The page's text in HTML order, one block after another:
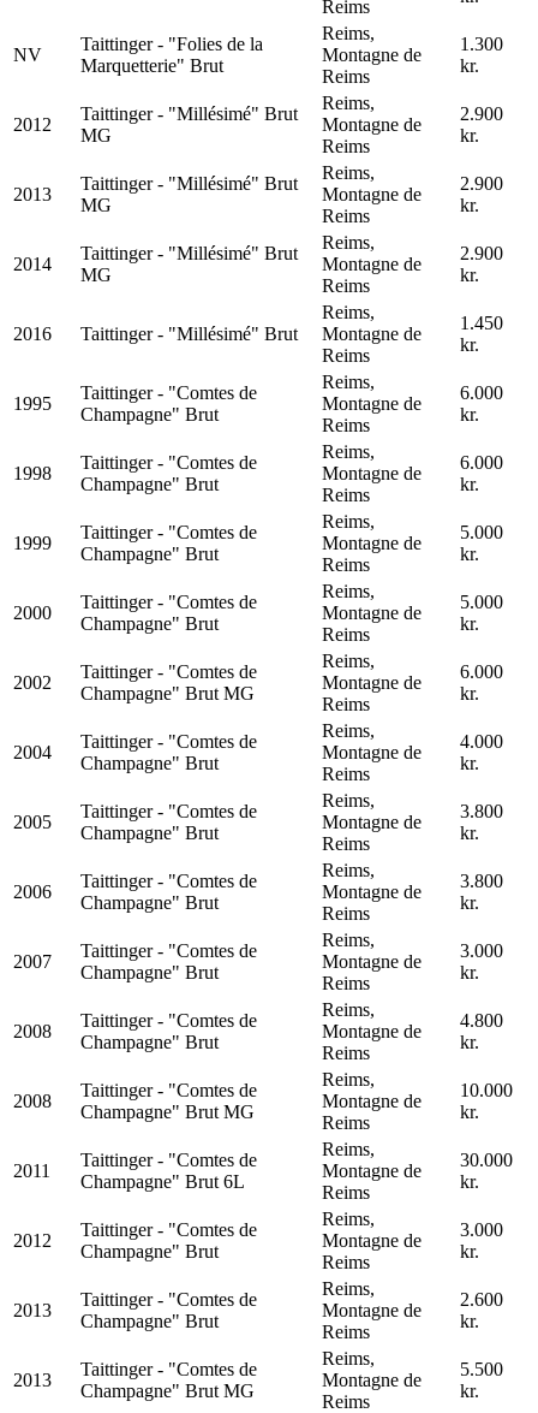
Reims
NV
Taittinger - "Folies de la
Marquetterie" Brut
Reims,
Montagne de
Reims
1.300
kr.
2012
Taittinger - "Millésimé" Brut
MG
Reims,
Montagne de
Reims
2.900
kr.
2013
Taittinger - "Millésimé" Brut
MG
Reims,
Montagne de
Reims
2.900
kr.
2014
Taittinger - "Millésimé" Brut
MG
Reims,
Montagne de
Reims
2.900
kr.
2016 Taittinger - "Millésimé" Brut
Reims,
Montagne de
Reims
1.450
kr.
1995
Taittinger - "Comtes de
Champagne" Brut
Reims,
Montagne de
Reims
6.000
kr.
1998
Taittinger - "Comtes de
Champagne" Brut
Reims,
Montagne de
Reims
6.000
kr.
1999
Taittinger - "Comtes de
Champagne" Brut
Reims,
Montagne de
Reims
5.000
kr.
2000
Taittinger - "Comtes de
Champagne" Brut
Reims,
Montagne de
Reims
5.000
kr.
2002
Taittinger - "Comtes de
Champagne" Brut MG
Reims,
Montagne de
Reims
6.000
kr.
2004
Taittinger - "Comtes de
Champagne" Brut
Reims,
Montagne de
Reims
4.000
kr.
2005
Taittinger - "Comtes de
Champagne" Brut
Reims,
Montagne de
Reims
3.800
kr.
2006
Taittinger - "Comtes de
Champagne" Brut
Reims,
Montagne de
Reims
3.800
kr.
2007
Taittinger - "Comtes de
Champagne" Brut
Reims,
Montagne de
Reims
3.000
kr.
2008
Taittinger - "Comtes de
Champagne" Brut
Reims,
Montagne de
Reims
4.800
kr.
2008
Taittinger - "Comtes de
Champagne" Brut MG
Reims,
Montagne de
Reims
10.000
kr.
2011
Taittinger - "Comtes de
Champagne" Brut 6L
Reims,
Montagne de
Reims
30.000
kr.
2012
Taittinger - "Comtes de
Champagne" Brut
Reims,
Montagne de
Reims
3.000
kr.
2013
Taittinger - "Comtes de
Champagne" Brut
Reims,
Montagne de
Reims
2.600
kr.
2013
Taittinger - "Comtes de
Champagne" Brut MG
Reims,
Montagne de
Reims
5.500
kr.